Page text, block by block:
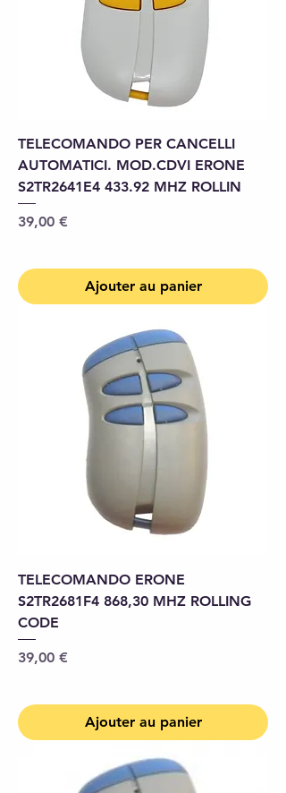
TELECOMANDO PER CANCELLI
AUTOMATICI. MOD.CDVI ERONE
S2TR2641E4 433.92 MHZ ROLLIN
Prix
39,00 €
Ajouter au panier
TELECOMANDO ERONE
S2TR2681F4 868,30 MHZ ROLLING
CODE
Prix
39,00 €
Ajouter au panier